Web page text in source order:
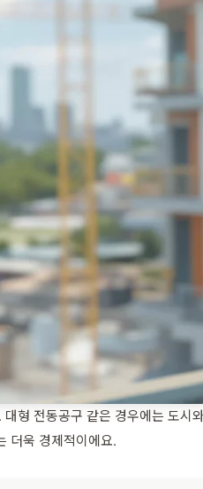
형 전동공구 같은 경우에는 도시
더욱 경제적이에요.